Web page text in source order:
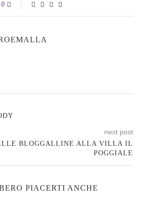
0
next post
BLOGGALLINE ALLA VILLA IL
POGGIALE
PIACERTI ANCHE